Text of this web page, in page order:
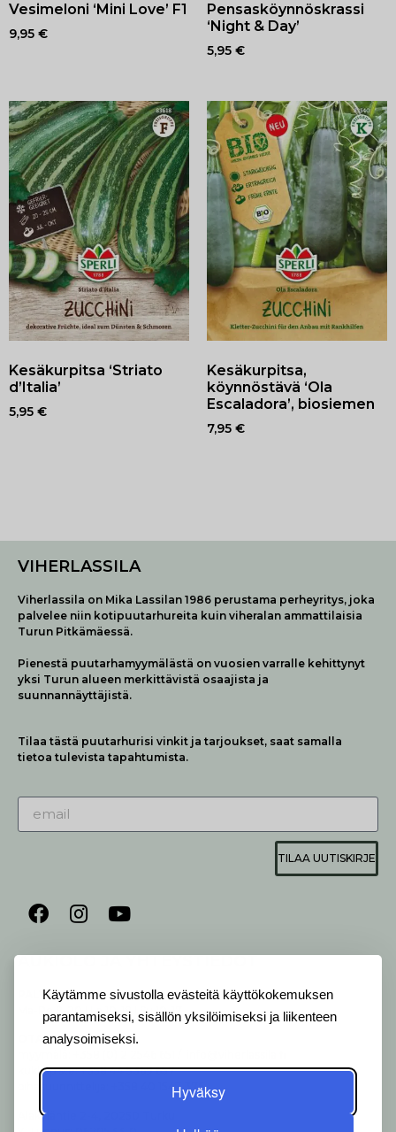
Käytämme sivustolla evästeitä käyttökokemuksen
parantamiseksi, sisällön yksilöimiseksi ja liikenteen
analysoimiseksi.
Hyväksy
Vesimeloni ‘Mini Love’ F1
9,95 €
Pensasköynnöskrassi
‘Night & Day’
5,95 €
Kesäkurpitsa ‘Striato
d’Italia’
5,95 €
Kesäkurpitsa,
köynnöstävä ‘Ola
Escaladora’, biosiemen
7,95 €
VIHERLASSILA
Viherlassila on Mika Lassilan 1986 perustama perheyritys, joka
palvelee niin kotipuutarhureita kuin viheralan ammattilaisia
Turun Pitkämäessä.
Pienestä puutarhamyymälästä on vuosien varralle kehittynyt
yksi Turun alueen merkittävistä osaajista ja
suunnannäyttäjistä.
Tilaa tästä puutarhurisi vinkit ja tarjoukset, saat samalla
tietoa tulevista tapahtumista.
TILAA UUTISKIRJE
AUKIOLO JA YHTEYSTIEDOT
ALVELEMME:
Ma-Pe 9-20 I La 10-18 I Su 10-17
OTA YHTEYTTÄ:
kukkapiste: +358 44 5369 657
pihasuunnittelija: +358 40 1547 376
Alakyläntie 2-4, 20250 Turku